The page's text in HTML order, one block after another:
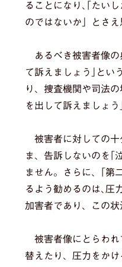
ることになり､｢たい
のではないか」とさえ
あるべき被害者像の
て訴えましょう｣とい
り、捜査機関や司法
を出して訴えましょ
被害者に対しての十
ま、告訴しないのを｢
ません。さらに、｢第
るよう勧めるのは､圧
加害者であり、この状
被害者像にとらわれ
替えたり、圧力をかけ